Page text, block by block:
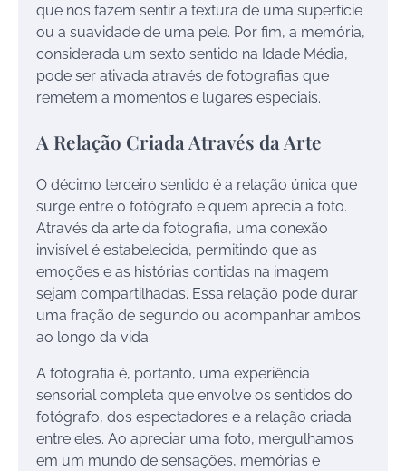
que nos fazem sentir a textura de uma superfície
ou a suavidade de uma pele. Por fim, a memória,
considerada um sexto sentido na Idade Média,
pode ser ativada através de fotografias que
remetem a momentos e lugares especiais.
A Relação Criada Através da Arte
O décimo terceiro sentido é a relação única que
surge entre o fotógrafo e quem aprecia a foto.
Através da arte da fotografia, uma conexão
invisível é estabelecida, permitindo que as
emoções e as histórias contidas na imagem
sejam compartilhadas. Essa relação pode durar
uma fração de segundo ou acompanhar ambos
ao longo da vida.
A fotografia é, portanto, uma experiência
sensorial completa que envolve os sentidos do
fotógrafo, dos espectadores e a relação criada
entre eles. Ao apreciar uma foto, mergulhamos
em um mundo de sensações, memórias e